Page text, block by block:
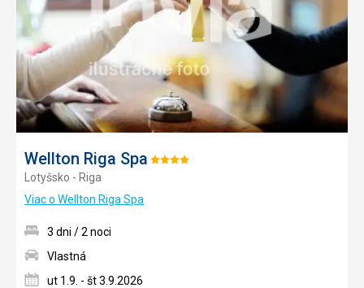
Wellton Riga Spa Hodnotenie:
Lotyšsko - Riga
Viac o Wellton Riga Spa
3 dni / 2 noci
Vlastná
ut 1.9. - št 3.9.2026